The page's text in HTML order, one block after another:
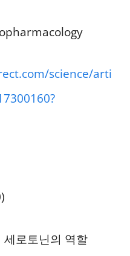
science/arti
세로토닌의 역할